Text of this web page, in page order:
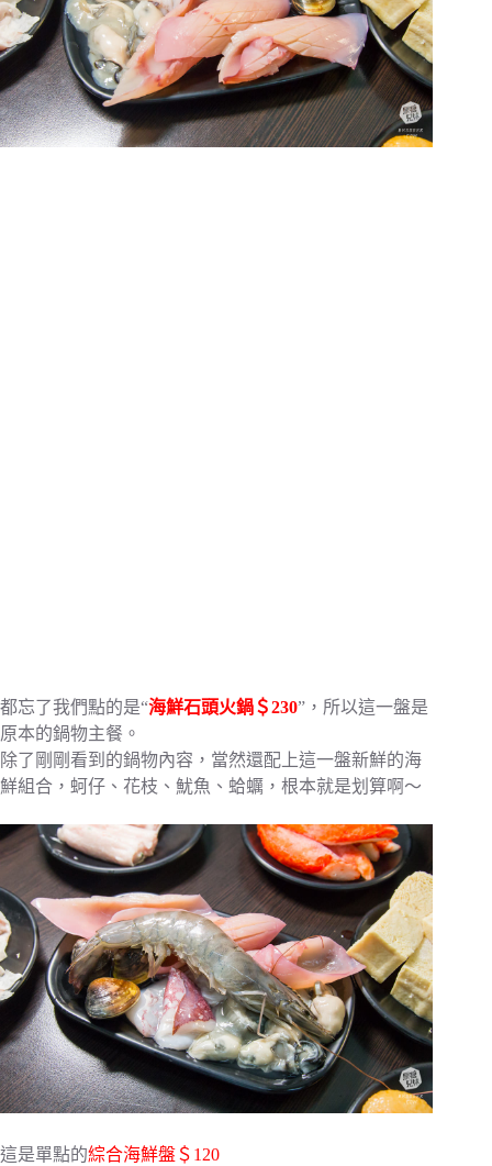
都忘了我們點的是“海鮮石頭火鍋＄230”，所以這一盤是
原本的鍋物主餐。
除了剛剛看到的鍋物內容，當然還配上這一盤新鮮的海
鮮組合，蚵仔、花枝、魷魚、蛤蠣，根本就是划算啊～
這是單點的綜合海鮮盤＄120